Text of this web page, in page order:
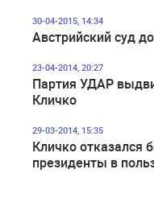
30-04-2015, 14:34
Австрийский суд
23-04-2014, 20:27
Партия УДАР
Кличко
29-03-2014, 15:35
Кличко отказался
президенты в